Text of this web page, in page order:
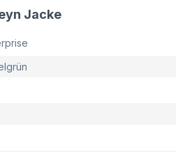
Jacke